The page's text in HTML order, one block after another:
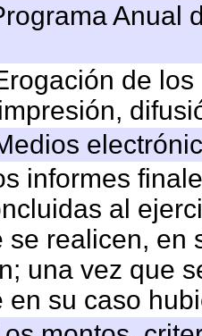
Anual
de
informes
al
se realicen, en
una vez que
en su caso